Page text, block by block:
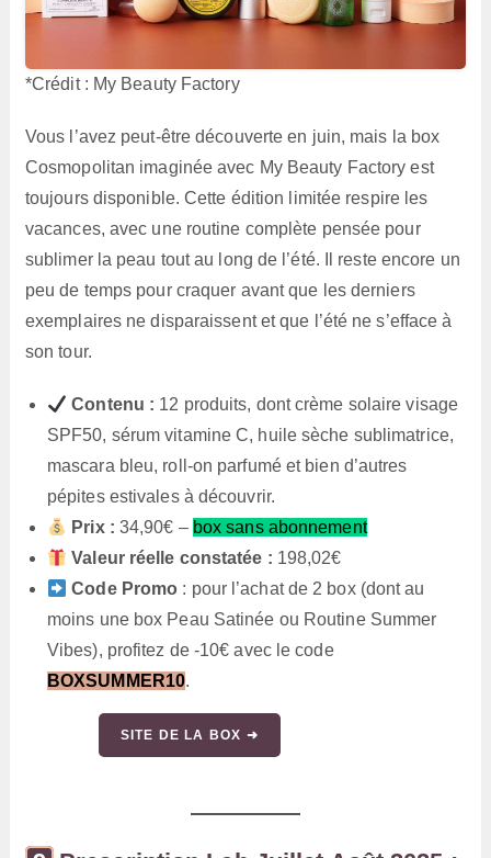
*Crédit : My Beauty Factory
Vous l’avez peut-être découverte en juin, mais la box
Cosmopolitan imaginée avec My Beauty Factory est
toujours disponible. Cette édition limitée respire les
vacances, avec une routine complète pensée pour
sublimer la peau tout au long de l’été. Il reste encore un
peu de temps pour craquer avant que les derniers
exemplaires ne disparaissent et que l’été ne s’efface à
son tour.
Contenu : 12 produits, dont crème solaire visage
SPF50, sérum vitamine C, huile sèche sublimatrice,
mascara bleu, roll-on parfumé et bien d’autres
pépites estivales à découvrir.
Prix : 34,90€ – box sans abonnement
Valeur réelle constatée : 198,02€
Code Promo : pour l’achat de 2 box (dont au
moins une box Peau Satinée ou Routine Summer
Vibes), profitez de -10€ avec le code
BOXSUMMER10.
SITE DE LA BOX ➜